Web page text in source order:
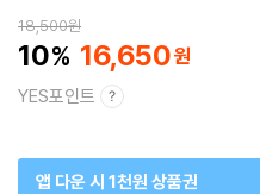
18,500원
10 16,650
YES포인트
앱 다운 시 1천원 상품권